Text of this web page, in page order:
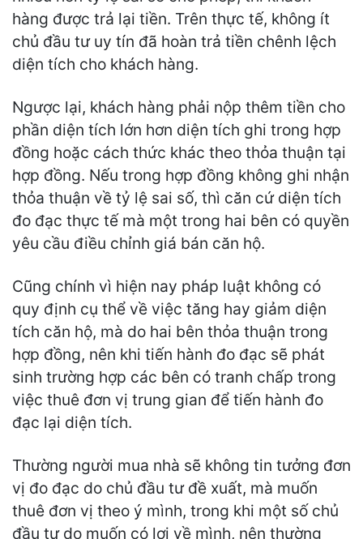
hàng được trả lại tiền. Trên thực tế, không ít
chủ đầu tư uy tín đã hoàn trả tiền chênh lệch
diện tích cho khách hàng.
Ngược lại, khách hàng phải nộp thêm tiền cho
phần diện tích lớn hơn diện tích ghi trong hợp
đồng hoặc cách thức khác theo thỏa thuận tại
hợp đồng. Nếu trong hợp đồng không ghi nhận
thỏa thuận về tỷ lệ sai số, thì căn cứ diện tích
đo đạc thực tế mà một trong hai bên có quyền
yêu cầu điều chỉnh giá bán căn hộ.
Cũng chính vì hiện nay pháp luật không có
quy định cụ thể về việc tăng hay giảm diện
tích căn hộ, mà do hai bên thỏa thuận trong
hợp đồng, nên khi tiến hành đo đạc sẽ phát
sinh trường hợp các bên có tranh chấp trong
việc thuê đơn vị trung gian để tiến hành đo
đạc lại diện tích.
Thường người mua nhà sẽ không tin tưởng đơn
vị đo đạc do chủ đầu tư đề xuất, mà muốn
thuê đơn vị theo ý mình, trong khi một số chủ
đầu tư do muốn có lợi về mình, nên thường